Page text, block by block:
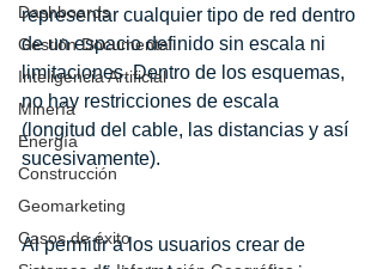
Dashboards
Gestión Documental
Inteligencia Artificial
Minería
Energía
Construcción
Geomarketing
Casos de éxito
representar cualquier tipo de red dentro
de un espacio definido sin escala ni
limitaciones. Dentro de los esquemas,
no hay restricciones de escala
(longitud del cable, las distancias y así
sucesivamente).
Al permitir a los usuarios crear de